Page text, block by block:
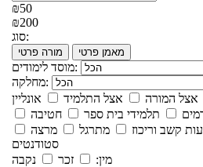
₪50
₪200
סוג:
מורה פרטי מאמן פרטי
מוסד לימודים:
מחלקה:
אצל המורה אצל התלמיד
אונליין
תלמידי בית ספר
חטיבה
קשב וריכוז מתרגל
מרצה
סטודנטים
מין:
זכר נקבה